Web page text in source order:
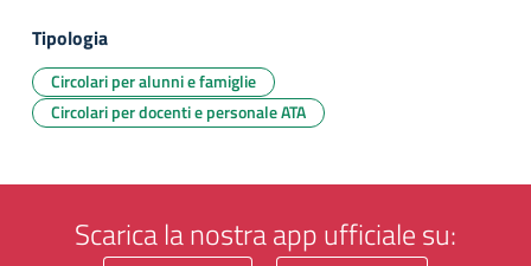
Tipologia
Circolari per alunni e famiglie
Circolari per docenti e personale ATA
Scarica la nostra app ufficiale su: